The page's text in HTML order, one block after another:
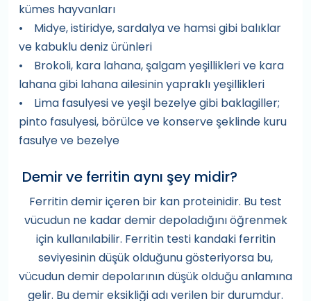
kümes hayvanları
• Midye, istiridye, sardalya ve hamsi gibi balıklar
ve kabuklu deniz ürünleri
• Brokoli, kara lahana, şalgam yeşillikleri ve kara
lahana gibi lahana ailesinin yapraklı yeşillikleri
• Lima fasulyesi ve yeşil bezelye gibi baklagiller;
pinto fasulyesi, börülce ve konserve şeklinde kuru
fasulye ve bezelye
Demir ve ferritin aynı şey midir?
Ferritin demir içeren bir kan proteinidir. Bu test
vücudun ne kadar demir depoladığını öğrenmek
için kullanılabilir. Ferritin testi kandaki ferritin
seviyesinin düşük olduğunu gösteriyorsa bu,
vücudun demir depolarının düşük olduğu anlamına
gelir. Bu demir eksikliği adı verilen bir durumdur.